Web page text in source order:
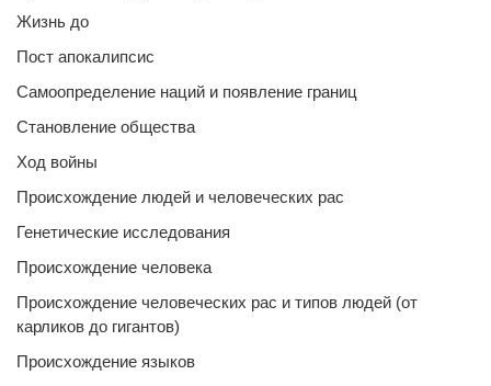
Жизнь до
Пост апокалипсис
Самоопределение наций и появление границ
Становление общества
Ход войны
Происхождение людей и человеческих рас
Генетические исследования
Происхождение человека
Происхождение человеческих рас и типов людей (от
карликов до гигантов)
Происхождение языков